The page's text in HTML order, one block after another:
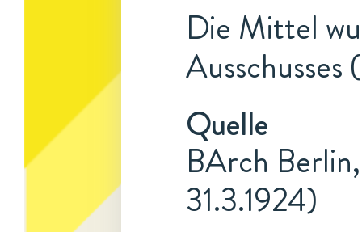
Die Mittel
Quelle
BArch
31.3.1924)